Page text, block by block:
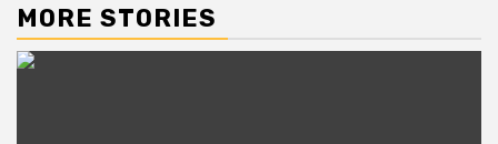
MORE STORIES